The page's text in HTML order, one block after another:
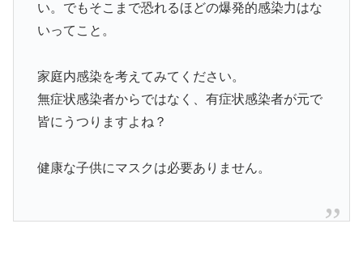
い。でもそこまで恐れるほどの爆発的感染力はな
いってこと。
家庭内感染を考えてみてください。
無症状感染者からではなく、有症状感染者が元で
皆にうつりますよね？
健康な子供にマスクは必要ありません。